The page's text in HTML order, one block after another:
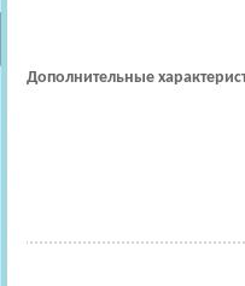
Дополнительные